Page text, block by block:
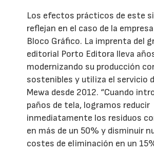
Los efectos prácticos de este
reflejan en el caso de la
Bloco Gráfico. La imprenta del
editorial Porto Editora lleva
modernizando su producción
sostenibles y utiliza el servicio
Mewa desde 2012. “Cuando
paños de tela, logramos reducir
inmediatamente los residuos
en más de un 50% y disminuir
costes de eliminación en un